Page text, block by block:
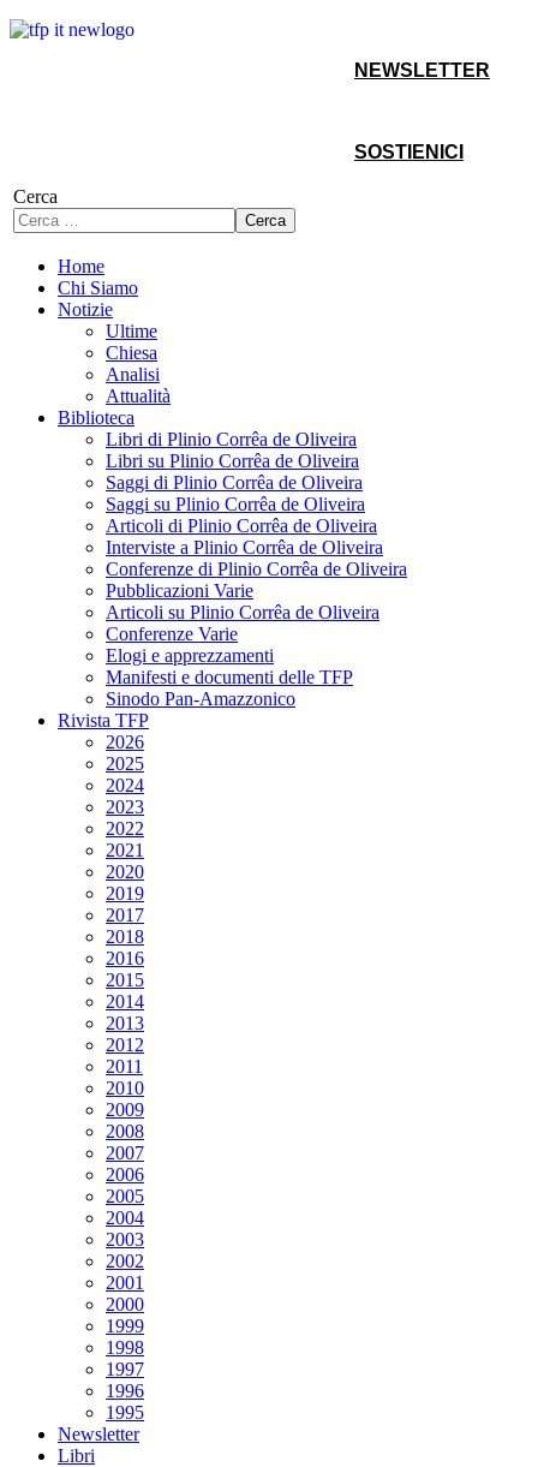
NEWSLETTER
SOSTIENICI
Cerca
Cerca
Home
Chi Siamo
Notizie
Ultime
Chiesa
Analisi
Attualità
Biblioteca
Libri di Plinio Corrêa de Oliveira
Libri su Plinio Corrêa de Oliveira
Saggi di Plinio Corrêa de Oliveira
Saggi su Plinio Corrêa de Oliveira
Articoli di Plinio Corrêa de Oliveira
Interviste a Plinio Corrêa de Oliveira
Conferenze di Plinio Corrêa de Oliveira
Pubblicazioni Varie
Articoli su Plinio Corrêa de Oliveira
Conferenze Varie
Elogi e apprezzamenti
Manifesti e documenti delle TFP
Sinodo Pan-Amazzonico
Rivista TFP
2026
2025
2024
2023
2022
2021
2020
2019
2017
2018
2016
2015
2014
2013
2012
2011
2010
2009
2008
2007
2006
2005
2004
2003
2002
2001
2000
1999
1998
1997
1996
1995
Newsletter
Libri